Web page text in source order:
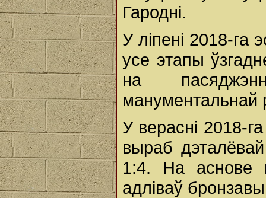
Гародні.
У ліпені 2018-га
усе этапы
на
манументальнай
У верасні 2018-
выраб
1:4. На аснове
адліваў